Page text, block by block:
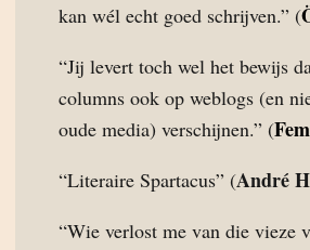
kan wél echt goed schrijven.” (
“Jij levert toch wel het bewijs
columns ook op weblogs (en
oude media) verschijnen.” (
“Literaire Spartacus” (André
“Wie verlost me van die vieze